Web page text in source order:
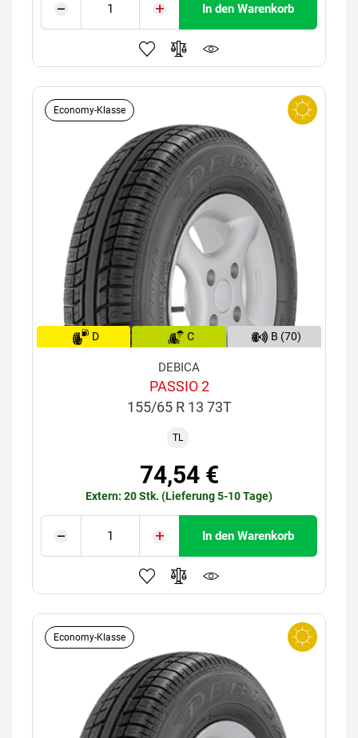
In den Warenkorb
Economy-Klasse
D C B (70)
DEBICA
PASSIO 2
155/65 R 13 73T
TL
74,54 €
Extern: 20 Stk. (Lieferung 5-10 Tage)
In den Warenkorb
Economy-Klasse